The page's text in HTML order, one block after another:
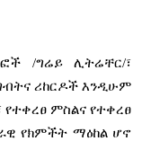
/ግሬይ ሊትሬቸር/፣
ሪከርዶች እንዲሁም
ምስልና የተቀረፀ
የክምችት ማዕከል ሆኖ